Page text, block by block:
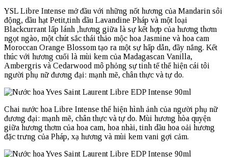
YSL Libre Intense mở đầu với những nốt hương của Mandarin sôi
động, dầu hạt Petit,tinh dầu Lavandine Pháp và một loại
Blackcurrant lấp lánh ,hương giữa là sự kết hợp của hương thơm
ngọt ngào, một chút sắc thái thảo mộc hoa Jasmine và hoa cam
Moroccan Orange Blossom tạo ra một sự hấp dẫn, đầy nắng. Kết
thúc với hương cuối là mùi kem của Madagascan Vanilla,
Ambergris và Cedarwood mô phỏng sự tinh tế thể hiện cái tôi
người phụ nữ đương đại: mạnh mẽ, chân thực và tự do.
Chai nước hoa Libre Intense thể hiện hình ảnh của người phụ nữ
đương đại: mạnh mẽ, chân thực và tự do. Mùi hương hòa quyện
giữa hương thơm của hoa cam, hoa nhài, tinh dầu hoa oải hương
đặc trưng của Pháp, xạ hương và mùi kem vani gợi cảm.